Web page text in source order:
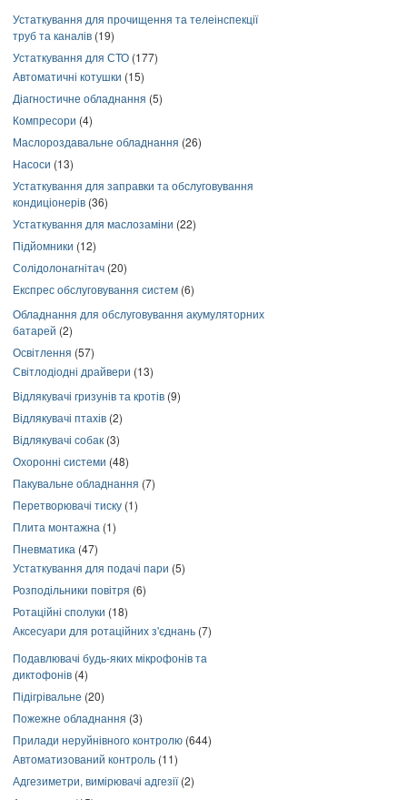
Устаткування для прочищення та телеінспекції
труб та каналів (19)
Устаткування для СТО (177)
Автоматичні котушки (15)
Діагностичне обладнання (5)
Компресори (4)
Маслороздавальне обладнання (26)
Насоси (13)
Устаткування для заправки та обслуговування
кондиціонерів (36)
Устаткування для маслозаміни (22)
Підйомники (12)
Солідолонагнітач (20)
Експрес обслуговування систем (6)
Обладнання для обслуговування акумуляторних
батарей (2)
Освітлення (57)
Світлодіодні драйвери (13)
Відлякувачі гризунів та кротів (9)
Відлякувачі птахів (2)
Відлякувачі собак (3)
Охоронні системи (48)
Пакувальне обладнання (7)
Перетворювачі тиску (1)
Плита монтажна (1)
Пневматика (47)
Устаткування для подачі пари (5)
Розподільники повітря (6)
Ротаційні сполуки (18)
Аксесуари для ротаційних з'єднань (7)
Подавлювачі будь-яких мікрофонів та
диктофонів (4)
Підігрівальне (20)
Пожежне обладнання (3)
Прилади неруйнівного контролю (644)
Автоматизований контроль (11)
Адгезиметри, вимірювачі адгезії(2)